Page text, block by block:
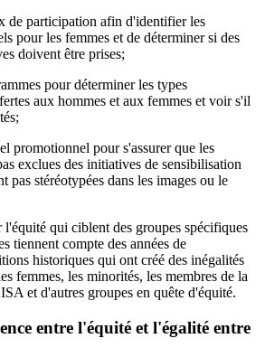
de participation afin d'identifier les
pour les femmes et de déterminer si des
doivent être prises;
pour déterminer les types
aux hommes et aux femmes et voir s'il
promotionnel pour s'assurer que les
exclues des initiatives de sensibilisation
pas stéréotypées dans les images ou le
l'équité qui ciblent des groupes spécifiques
tiennent compte des années de
historiques qui ont créé des inégalités
femmes, les minorités, les membres de la
et d'autres groupes en quête d'équité.
entre l'équité et l'égalité entre